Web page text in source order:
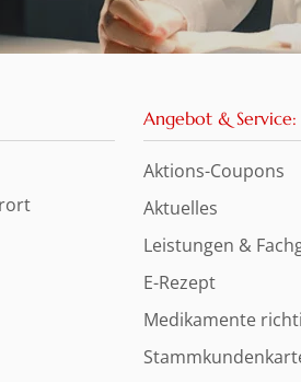
Angebot & Service:
Aktions-Coupons
Aktuelles
Leistungen &
E-Rezept
Medikamente